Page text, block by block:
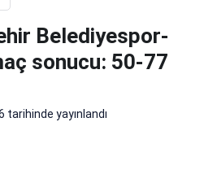
Belediyespor-
sonucu: 50-77
tarihinde yayınlandı